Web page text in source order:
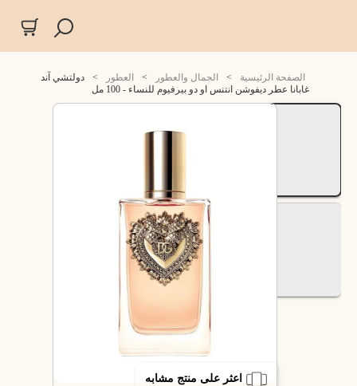
الصفحة الرئيسية > الجمال والعطور > العطور >
دولتشي آند
غابانا عطر ديفوشن انتنس او دو بيرفيوم للنساء - 100 مل
اعثر على منتج مشابه